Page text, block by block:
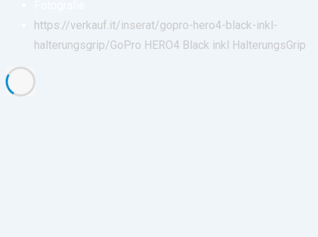
https://verkauf.it/inserat/gopro-hero4-black-inkl-
halterungsgrip/GoPro HERO4 Black inkl HalterungsGrip